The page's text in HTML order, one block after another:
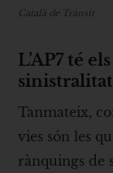
Català de Trànsit
L’AP7 té
sinistralitat
Tanmateix,
vies són les
rànquings de